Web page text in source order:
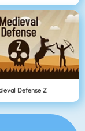
Defense Z